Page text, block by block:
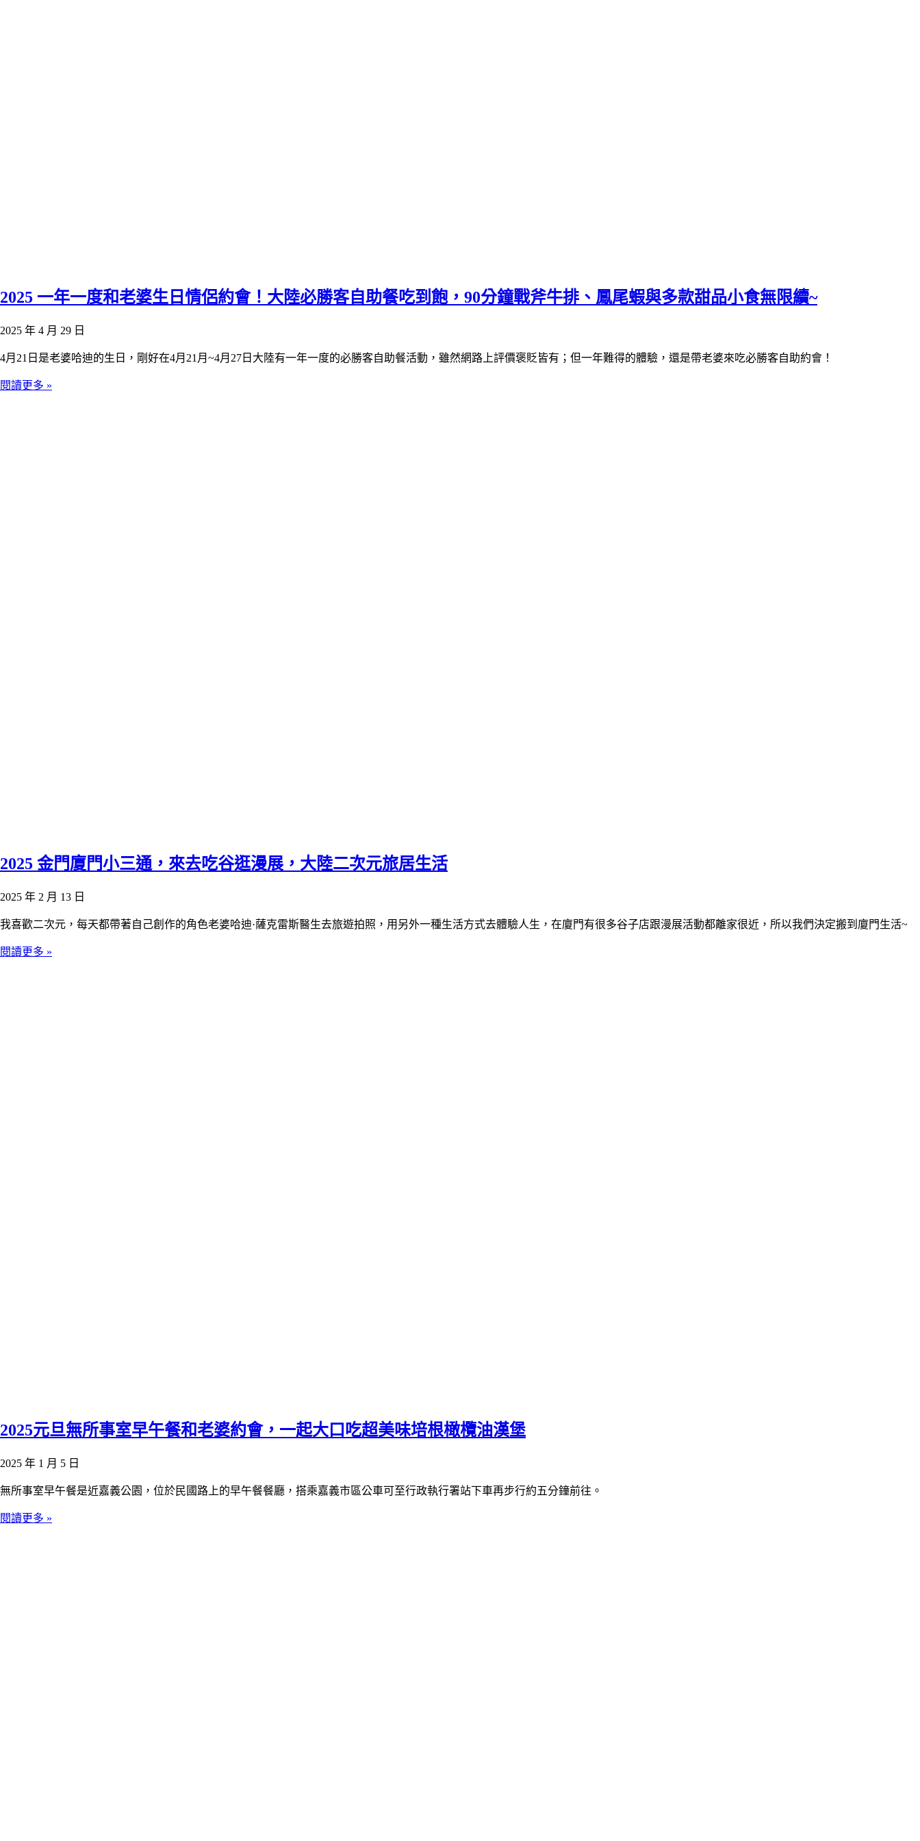
2025 一年一度和老婆生日情侶約會！大陸必勝客自助餐吃到飽，90分鐘戰斧牛排、鳳尾蝦與多款甜品小食無限續~
2025 年 4 月 29 日
4月21日是老婆哈迪的生日，剛好在4月21月~4月27日大陸有一年一度的必勝客自助餐活動，雖然網路上評價褒貶皆有；但一年難得的體驗，還是帶老婆來吃必勝客自助約會！
閱讀更多 »
2025 金門廈門小三通，來去吃谷逛漫展，大陸二次元旅居生活
2025 年 2 月 13 日
我喜歡二次元，每天都帶著自己創作的角色老婆哈迪·薩克雷斯醫生去旅遊拍照，用另外一種生活方式去體驗人生，在廈門有很多谷子店跟漫展活動都離家很近，所以我們決定搬到廈門生活~
閱讀更多 »
2025元旦無所事室早午餐和老婆約會，一起大口吃超美味培根橄欖油漢堡
2025 年 1 月 5 日
無所事室早午餐是近嘉義公園，位於民國路上的早午餐餐廳，搭乘嘉義市區公車可至行政執行署站下車再步行約五分鐘前往。
閱讀更多 »